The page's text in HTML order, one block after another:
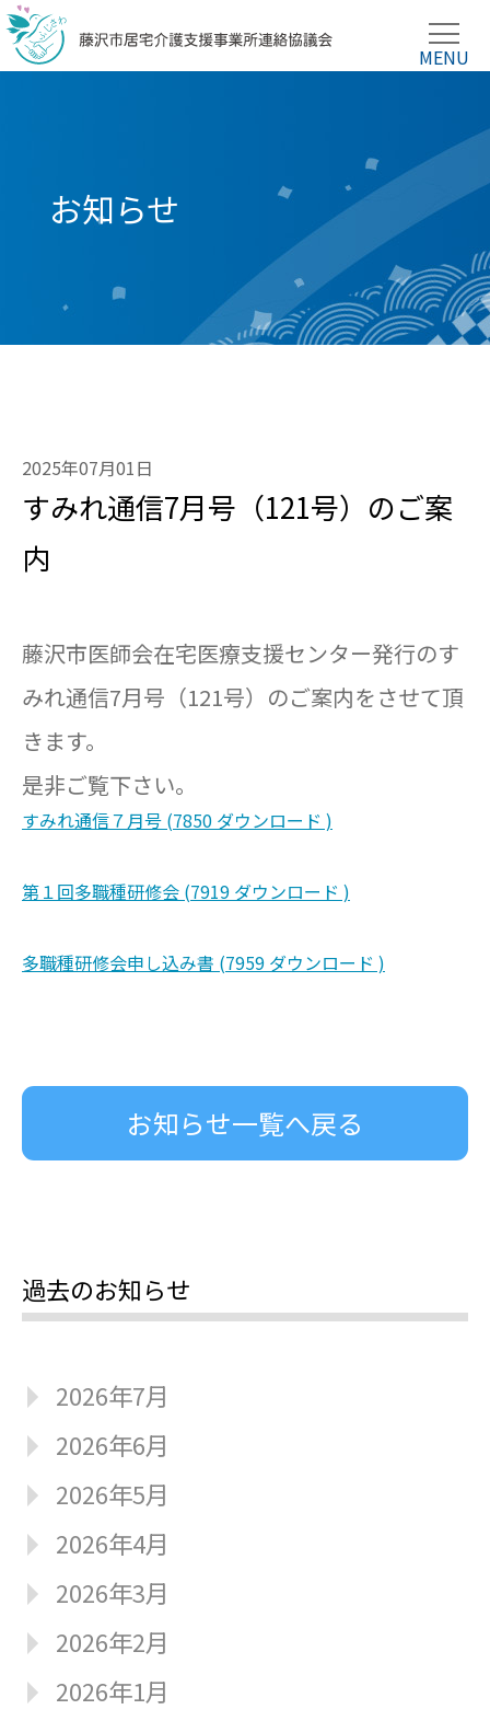
お知らせ
2025年07月01日
すみれ通信7月号（121号）のご案
内
藤沢市医師会在宅医療支援センター発行のす
みれ通信7月号（121号）のご案内をさせて頂
きます。
是非ご覧下さい。
すみれ通信７月号 (7850 ダウンロード )
第１回多職種研修会 (7919 ダウンロード )
多職種研修会申し込み書 (7959 ダウンロード )
お知らせ一覧へ戻る
過去のお知らせ
2026年7月
2026年6月
2026年5月
2026年4月
2026年3月
2026年2月
2026年1月